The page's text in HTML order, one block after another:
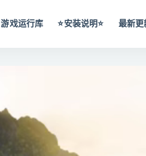
游戏运行库 ⭐️安装说明⭐️ 最新更